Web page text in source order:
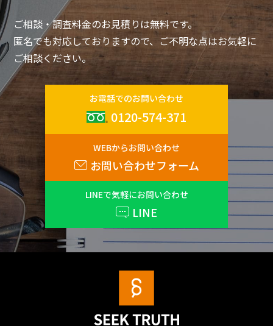
ご相談・調査料金のお見積りは無料です。
匿名でも対応しておりますので、ご不明な点はお気軽に
ご相談ください。
お電話でのお問い合わせ
0120-574-371
WEBからお問い合わせ
お問い合わせフォーム
LINEで気軽にお問い合わせ
LINE